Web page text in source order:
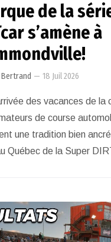
de la
s’amène à
— 18 Juil 2026
des vacances de la
de course
une tradition bien
Québec de la Super